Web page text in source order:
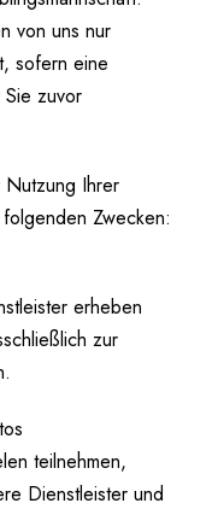
von uns nur
sofern eine
zuvor
Ihrer
Zwecken:
erheben
zur
teilnehmen,
Dienstleister und